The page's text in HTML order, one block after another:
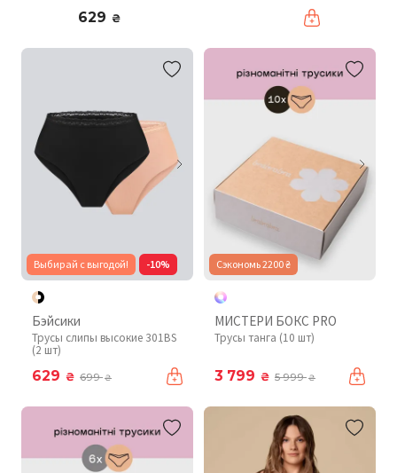
629 ₴
Выбирай с выгодой! -10%
Бэйсики
Трусы слипы высокие 301BS
(2 шт)
629 ₴ 699₴
Сэкономь 2200 ₴
МИСТЕРИ БОКС PRO
Трусы танга (10 шт)
3 799 ₴ 5 999₴